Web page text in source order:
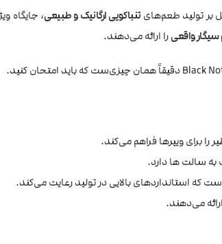
بر تولید طعم‌هایتنباکویی ارگانیک و طبیعی، جایگاه
سیگار واقعیرا ارائه می‌دهند.
برای ویپرها فراهم می‌کند.
سالت ها دارد.
که استانداردهای بالایی در تولید رعایت می‌کند.
می‌دهند.